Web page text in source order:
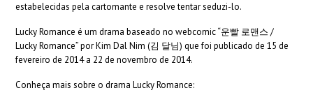
estabelecidas pela cartomante e resolve tentar seduzi-lo.
Lucky Romance é um drama baseado no webcomic “운빨 로맨스 /
Lucky Romance” por Kim Dal Nim (김 달님) que foi publicado de 15 de
fevereiro de 2014 a 22 de novembro de 2014.
Conheça mais sobre o drama Lucky Romance: